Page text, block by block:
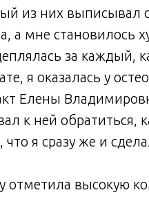
из них выписывал
а мне становилось
за каждый,
я оказалась у
Елены
к ней обратиться,
я сразу же и
отметила высокую